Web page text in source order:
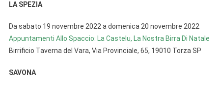
LA SPEZIA
Da sabato 19 novembre 2022 a domenica 20 novembre 2022
Appuntamenti Allo Spaccio: La Castelu, La Nostra Birra Di Natale
Birrificio Taverna del Vara, Via Provinciale, 65, 19010 Torza SP
SAVONA